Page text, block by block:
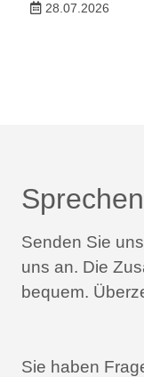
28.07.2026
Senden Sie
uns an. Die
bequem.
Sie haben